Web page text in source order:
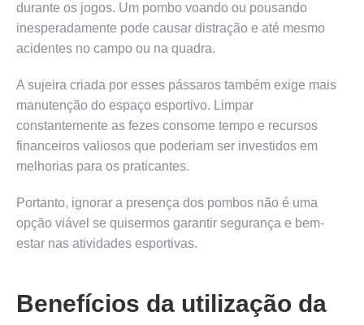
durante os jogos. Um pombo voando ou pousando
inesperadamente pode causar distração e até mesmo
acidentes no campo ou na quadra.
A sujeira criada por esses pássaros também exige mais
manutenção do espaço esportivo. Limpar
constantemente as fezes consome tempo e recursos
financeiros valiosos que poderiam ser investidos em
melhorias para os praticantes.
Portanto, ignorar a presença dos pombos não é uma
opção viável se quisermos garantir segurança e bem-
estar nas atividades esportivas.
Benefícios da utilização da